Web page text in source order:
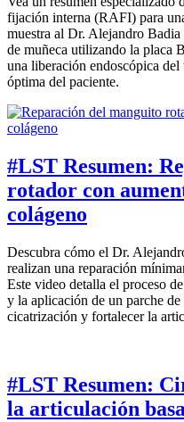
fijación interna (RAFI) para
muestra al Dr. Alejandro
de muñeca utilizando la placa
una liberación endoscópica
óptima del paciente.
#LST Resumen:
rotador con
colágeno
Descubra cómo el Dr.
realizan una reparación
Este video detalla el proceso
y la aplicación de un parche
cicatrización y fortalecer la
#LST Resumen:
la articulación